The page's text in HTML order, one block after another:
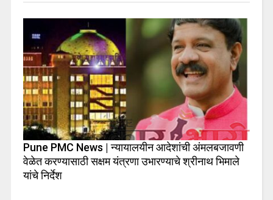
Pune PMC News | न्यायालयीन आदेशांची अंमलबजावणी
वेळेत करण्यासाठी सक्षम यंत्रणा उभारण्याचे श्रीनाथ भिमाले
यांचे निर्देश